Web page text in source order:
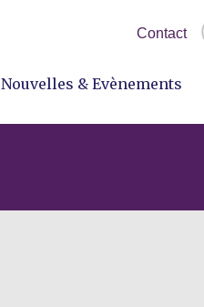
Contact
Nouvelles & Evènements